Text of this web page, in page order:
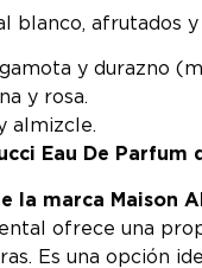
blanco, afrutados
y durazno
y rosa.
almizcle.
Eau De Parfum
la marca Maison
ofrece una
Es una opción